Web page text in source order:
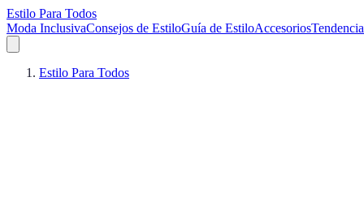
Estilo Para Todos
Moda InclusivaConsejos de EstiloGuía de EstiloAccesorios
Estilo Para Todos